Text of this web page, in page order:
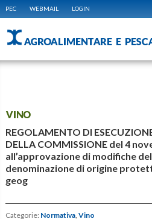
PEC WEBMAIL LOGIN
AGROALIMENTARE E
VINO
REGOLAMENTO DI
DELLA COMMISSIONE del 4
all’approvazione di modifiche
denominazione di origine
geog
Categorie: Normativa, Vino